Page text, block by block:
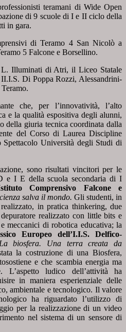
teramani di Wide Open
di 9 scuole di I e II ciclo della
in gara.
di Teramo 4 San Nicolò a
5 Falcone e Borsellino.
Illuminati di Atri, il Liceo Statale
Di Poppa Rozzi, Alessandrini-
che, per l’innovatività, l’alto
e la qualità espositiva degli alunni,
della giuria tecnica coordinata dalla
del Corso di Laurea Discipline
Università degli Studi di
sono risultati vincitori per le
e I E della scuola secondaria di I
Comprensivo Falcone e
salva il mondo. Gli studenti, in
in pratica thinkering, due
realizzato con little bits e
meccanici di robotica educativa; la
Europeo dell’I.I.S. Delfico-
La biosfera. Una terra creata da
la costruzione di una Biosfera,
e che scambia energia ma
L’aspetto ludico dell’attività ha
in maniera esperienziale delle
ambientale e tecnologico. Il valore
ha riguardato l’utilizzo di
per la realizzazione di un video
nel sistema di un sensore di